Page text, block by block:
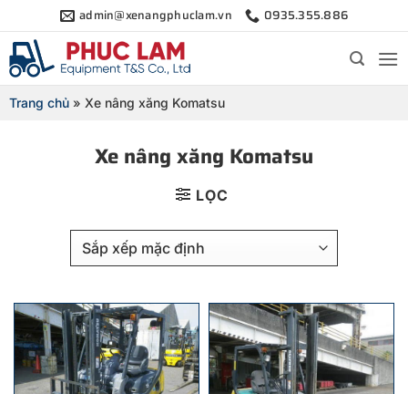
qua
nội
dung
admin@xenangphuclam.vn 0935.355.886
Trang chủ » Xe nâng xăng Komatsu
Xe nâng xăng Komatsu
LỌC